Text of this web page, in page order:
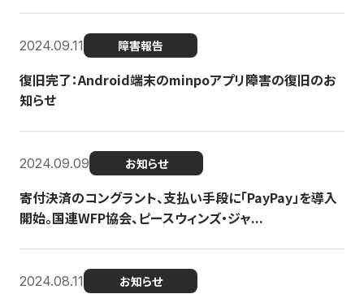
2024.09.11 障害報告
復旧完了：Android端末のminpoアプリ障害の復旧のお
知らせ
2024.09.09 お知らせ
寄付決済のコングラント、支払い手段に「PayPay」を導入
開始。国連WFP協会、ピースウィンズ・ジャ...
2024.08.11 お知らせ